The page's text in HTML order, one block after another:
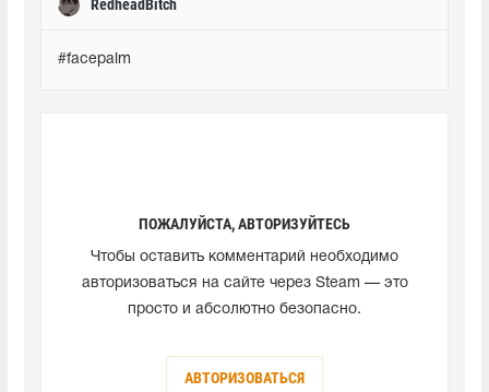
RedheadBitch
#facepalm
ПОЖАЛУЙСТА, АВТОРИЗУЙТЕСЬ
Чтобы оставить комментарий необходимо
авторизоваться на сайте через Steam — это
просто и абсолютно безопасно.
АВТОРИЗОВАТЬСЯ